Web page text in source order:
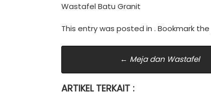
Wastafel Batu Granit
This entry was posted in . Bookmark the
Post
navigation
← Meja dan Wastafel
ARTIKEL TERKAIT :